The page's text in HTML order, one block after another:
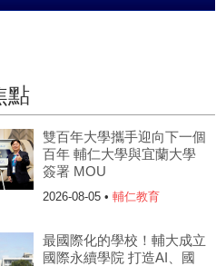
點
雙百年大學攜手迎向下一個
百年 輔仁大學與宜蘭大學
簽署 MOU
2026-08-05 • 輔仁教育
最國際化的學校！輔大成立
國際永續學院 打造AI、國